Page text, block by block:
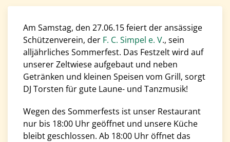
Am Samstag, den 27.06.15 feiert der ansässige
Schützenverein, der F. C. Simpel e. V., sein
alljährliches Sommerfest. Das Festzelt wird auf
unserer Zeltwiese aufgebaut und neben
Getränken und kleinen Speisen vom Grill, sorgt
DJ Torsten für gute Laune- und Tanzmusik!
Wegen des Sommerfests ist unser Restaurant
nur bis 18:00 Uhr geöffnet und unsere Küche
bleibt geschlossen. Ab 18:00 Uhr öffnet das